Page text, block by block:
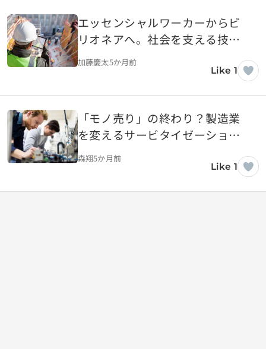
エッセンシャルワーカーからビ
リオネアへ。社会を支える技術
の対価とは
加藤慶太5か月前
Like 1
「モノ売り」の終わり？製造業
を変えるサービタイゼーション
という革命
森翔5か月前
Like 1